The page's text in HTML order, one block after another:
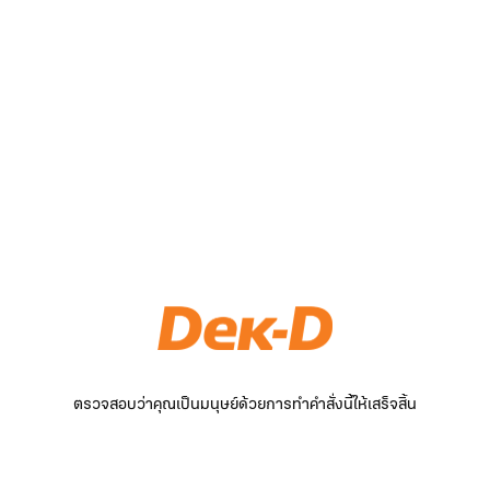
ตรวจสอบว่าคุณเป็นมนุษย์ด้วยการทำคำสั่งนี้ให้เสร็จสิ้น